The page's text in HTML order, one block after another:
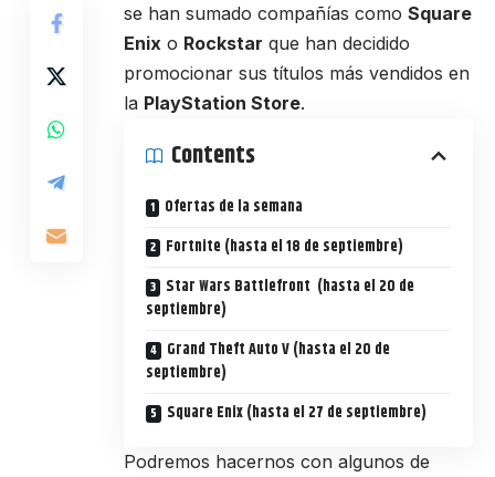
se han sumado compañías como Square
Enix o Rockstar que han decidido
promocionar sus títulos más vendidos en
la PlayStation Store.
Contents
Ofertas de la semana
Fortnite (hasta el 18 de septiembre)
Star Wars Battlefront (hasta el 20 de
septiembre)
Grand Theft Auto V (hasta el 20 de
septiembre)
Square Enix (hasta el 27 de septiembre)
Podremos hacernos con algunos de